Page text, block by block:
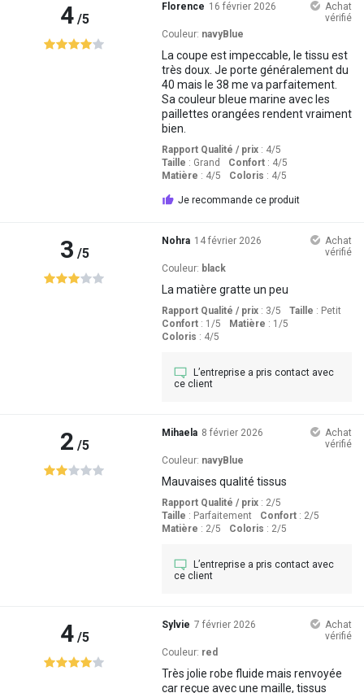
4/5
Florence 16 février 2026
Achat
vérifié
Couleur: navyBlue
La coupe est impeccable, le tissu est
très doux. Je porte généralement du
40 mais le 38 me va parfaitement.
Sa couleur bleue marine avec les
paillettes orangées rendent vraiment
bien.
Rapport Qualité / prix: 4/5
Taille : Grand Confort: 4/5
Matière : 4/5 Coloris : 4/5
Je recommande ce produit
3 /5
Nohra 14 février 2026
Achat
vérifié
Couleur: black
La matière gratte un peu
Rapport Qualité / prix: 3/5 Taille : Petit
Confort: 1 /5 Matière : 1 /5
Coloris : 4/5
L’entreprise a pris contact avec
ce client
2 /5
Mihaela 8 février 2026
Achat
vérifié
Couleur: navyBlue
Mauvaises qualité tissus
Rapport Qualité / prix: 2/5
Taille : Parfaitement Confort: 2/5
Matière : 2/5 Coloris : 2/5
L’entreprise a pris contact avec
ce client
4/5
Sylvie 7 février 2026
Achat
vérifié
Couleur: red
Très jolie robe fluide mais renvoyée
car reçue avec une maille, tissus